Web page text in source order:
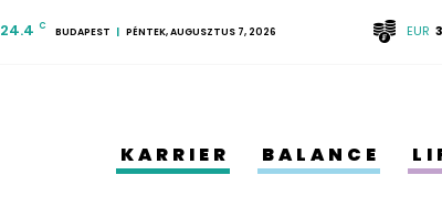
24.4 C BUDAPEST PÉNTEK, AUGUSZTUS 7, 2026 EUR
KARRIER BALANCE